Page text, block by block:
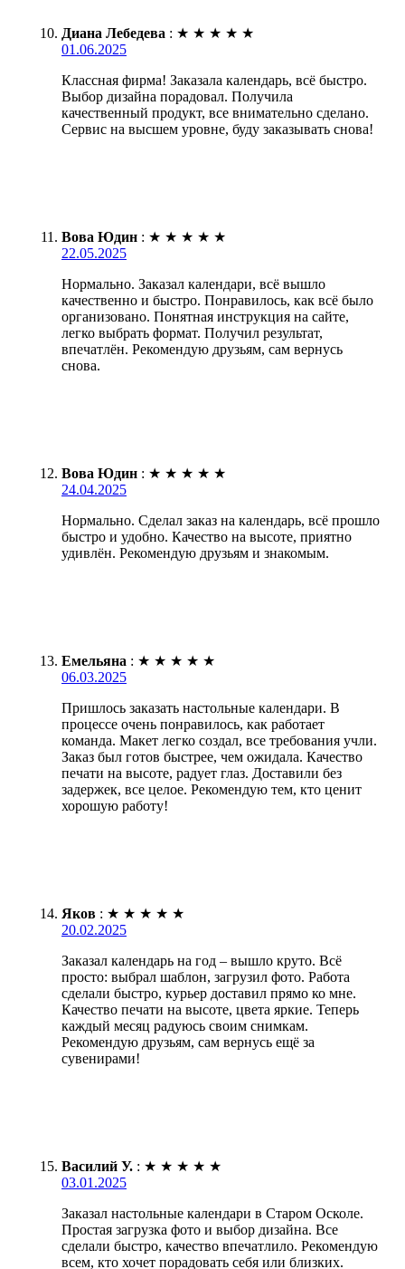
Диана Лебедева : ★ ★ ★ ★ ★
01.06.2025
Классная фирма! Заказала календарь, всё быстро.
Выбор дизайна порадовал. Получила
качественный продукт, все внимательно сделано.
Сервис на высшем уровне, буду заказывать снова!
Вова Юдин : ★ ★ ★ ★ ★
22.05.2025
Нормально. Заказал календари, всё вышло
качественно и быстро. Понравилось, как всё было
организовано. Понятная инструкция на сайте,
легко выбрать формат. Получил результат,
впечатлён. Рекомендую друзьям, сам вернусь
снова.
Вова Юдин : ★ ★ ★ ★ ★
24.04.2025
Нормально. Сделал заказ на календарь, всё прошло
быстро и удобно. Качество на высоте, приятно
удивлён. Рекомендую друзьям и знакомым.
Емельяна : ★ ★ ★ ★ ★
06.03.2025
Пришлось заказать настольные календари. В
процессе очень понравилось, как работает
команда. Макет легко создал, все требования учли.
Заказ был готов быстрее, чем ожидала. Качество
печати на высоте, радует глаз. Доставили без
задержек, все целое. Рекомендую тем, кто ценит
хорошую работу!
Яков : ★ ★ ★ ★ ★
20.02.2025
Заказал календарь на год – вышло круто. Всё
просто: выбрал шаблон, загрузил фото. Работа
сделали быстро, курьер доставил прямо ко мне.
Качество печати на высоте, цвета яркие. Теперь
каждый месяц радуюсь своим снимкам.
Рекомендую друзьям, сам вернусь ещё за
сувенирами!
Василий У. : ★ ★ ★ ★ ★
03.01.2025
Заказал настольные календари в Старом Осколе.
Простая загрузка фото и выбор дизайна. Все
сделали быстро, качество впечатлило. Рекомендую
всем, кто хочет порадовать себя или близких.